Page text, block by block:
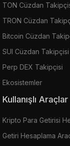
TON Cüzdan
TRON Cüzdan
Bitcoin Cüzdan
SUI Cüzdan Takipçisi
Perp DEX Takipçisi
Ekosistemler
Kullanışlı Araçlar
Kripto Para Getirisi
Getiri Hesaplama